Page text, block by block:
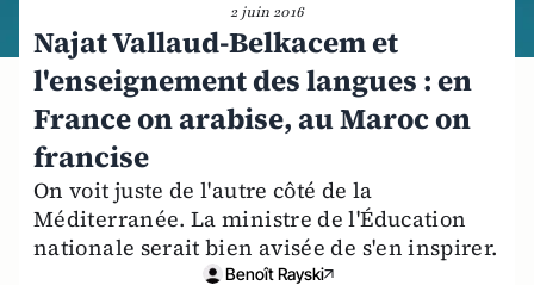
2 juin 2016
Najat Vallaud-Belkacem et
l'enseignement des langues : en
France on arabise, au Maroc on
francise
On voit juste de l'autre côté de la
Méditerranée. La ministre de l'Éducation
nationale serait bien avisée de s'en inspirer.
Benoît Rayski